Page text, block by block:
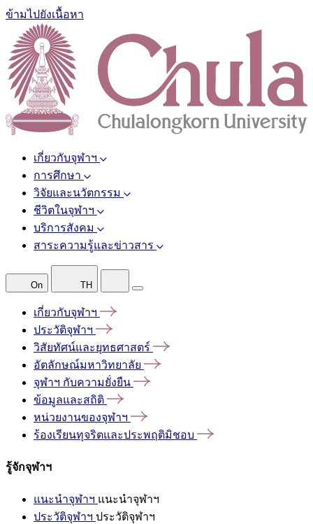
ข้ามไปยังเนื้อหา
เกี่ยวกับจุฬาฯ
การศึกษา
วิจัยและนวัตกรรม
ชีวิตในจุฬาฯ
บริการสังคม
สาระความรู้และข่าวสาร
On TH
เกี่ยวกับจุฬาฯ
ประวัติจุฬาฯ
วิสัยทัศน์และยุทธศาสตร์
อัตลักษณ์มหาวิทยาลัย
จุฬาฯ กับความยั่งยืน
ข้อมูลและสถิติ
หน่วยงานของจุฬาฯ
ร้องเรียนทุจริตและประพฤติมิชอบ
รู้จักจุฬาฯ
แนะนำจุฬาฯ แนะนำจุฬาฯ
ประวัติจุฬาฯ ประวัติจุฬาฯ